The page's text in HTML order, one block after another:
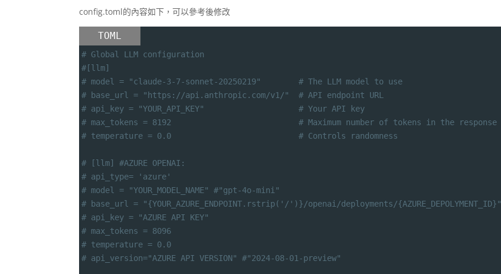
config.toml的內容如下，可以參考後修改
TOML
# Global LLM configuration
#[llm]
# model = "claude-3-7-sonnet-20250219"        # The LLM model to use
# base_url = "https://api.anthropic.com/v1/"  # API endpoint URL
# api_key = "YOUR_API_KEY"                    # Your API key
# max_tokens = 8192                           # Maximum number of tokens in the response
# temperature = 0.0                           # Controls randomness
# [llm] #AZURE OPENAI:
# api_type= 'azure'
# model = "YOUR_MODEL_NAME" #"gpt-4o-mini"
# base_url = "{YOUR_AZURE_ENDPOINT.rstrip('/')}/openai/deployments/{AZURE_DEPOLYMENT_ID}"
# api_key = "AZURE API KEY"
# max_tokens = 8096
# temperature = 0.0
# api_version="AZURE API VERSION" #"2024-08-01-preview"